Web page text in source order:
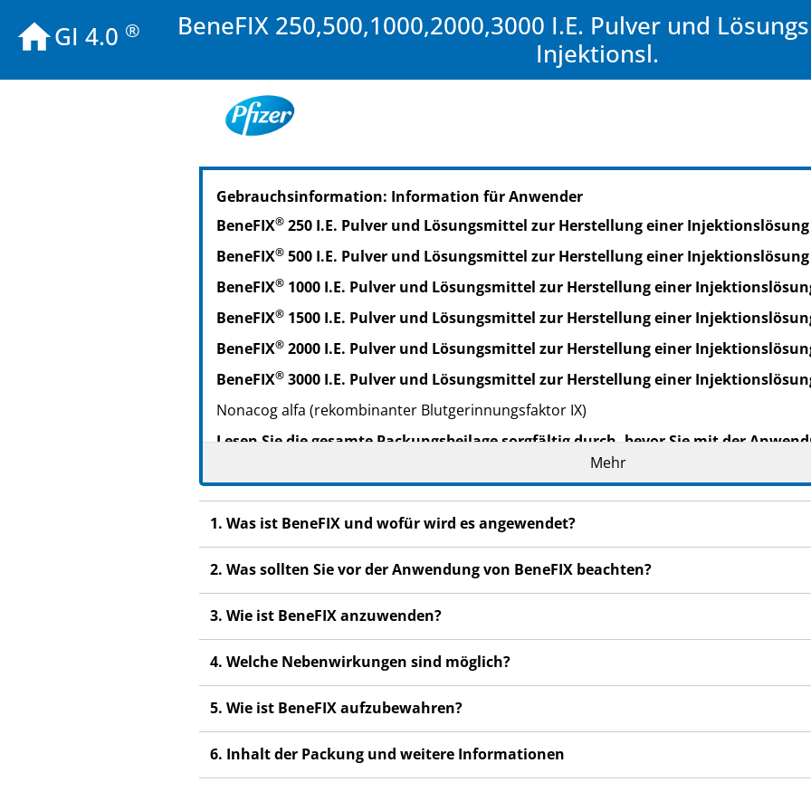
GI 4.0 ®
BeneFIX 250,500,1000,2000,3000 I.E. Pulver und
Injektionsl.
PZN: 02652149
PPN: 110265214972
Gebrauchsinformation: Information für Anwender
BeneFIX® 250 I.E. Pulver und Lösungsmittel zur Herstellung einer Injektionslösung
BeneFIX® 500 I.E. Pulver und Lösungsmittel zur Herstellung einer Injektionslösung
BeneFIX® 1000 I.E. Pulver und Lösungsmittel zur Herstellung einer
BeneFIX® 1500 I.E. Pulver und Lösungsmittel zur Herstellung einer
BeneFIX® 2000 I.E. Pulver und Lösungsmittel zur Herstellung einer
BeneFIX® 3000 I.E. Pulver und Lösungsmittel zur Herstellung einer
Nonacog alfa (rekombinanter Blutgerinnungsfaktor IX)
Lesen Sie die gesamte Packungsbeilage sorgfältig durch, bevor Sie mit der
Heben Sie die Packungsbeilage auf. Vielleicht möchten Sie diese später nochmals
Wenn Sie weitere Fragen haben, wenden Sie sich an Ihren Arzt, Apotheker oder
Dieses Arzneimittel wurde Ihnen persönlich verschrieben. Geben Sie es nicht an
anderen Menschen schaden, auch wenn diese die gleichen Beschwerden haben
Wenn Sie Nebenwirkungen bemerken, wenden Sie sich an Ihren Arzt, Apotheker
Fachpersonal. Dies gilt auch für Nebenwirkungen, die nicht in dieser
Abschnitt 4.
Mehr
1. Was ist BeneFIX und wofür wird es angewendet?
2. Was sollten Sie vor der Anwendung von BeneFIX beachten?
3. Wie ist BeneFIX anzuwenden?
4. Welche Nebenwirkungen sind möglich?
5. Wie ist BeneFIX aufzubewahren?
6. Inhalt der Packung und weitere Informationen